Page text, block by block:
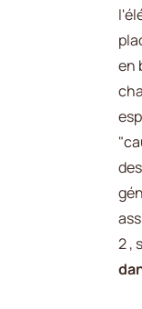
en
2 ,